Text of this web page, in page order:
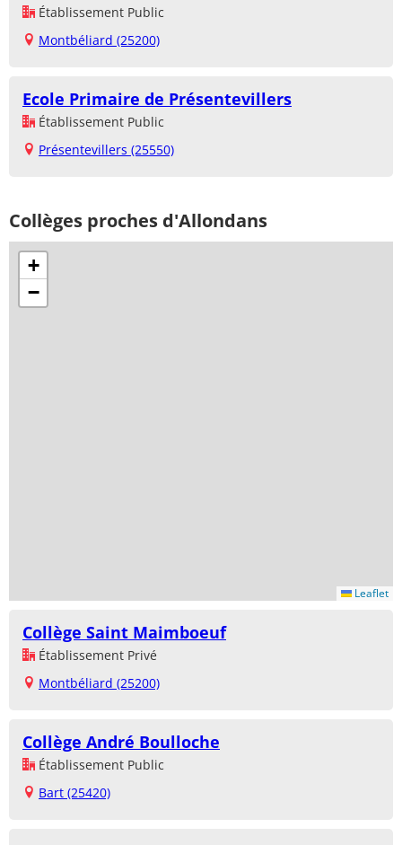
Établissement Public
Montbéliard (25200)
Ecole Primaire de Présentevillers
Établissement Public
Présentevillers (25550)
Collèges proches d'Allondans
+
−
Leaflet
Collège Saint Maimboeuf
Établissement Privé
Montbéliard (25200)
Collège André Boulloche
Établissement Public
Bart (25420)